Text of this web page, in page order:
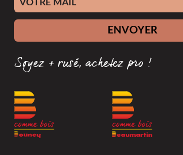
ENVOYER
Soyez + rusé, achetez pro !